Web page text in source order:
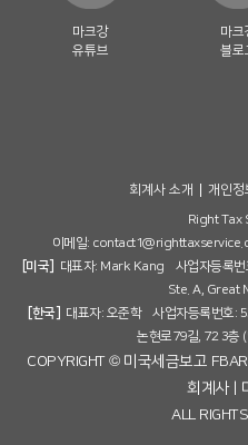
마크강
유튜브
마크
블로
회계사 소개 개인정
Right Tax
이메일:
[미국]
대표자: Mark Kang 사업자등록
Ste. A, Great
[한국]
대표자: 오준학 사업자등록번호:
논현로79길, 72 3층
COPYRIGHT © 미국세금보고
회계사 |
ALL